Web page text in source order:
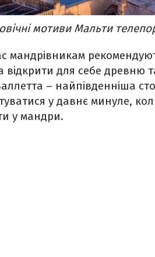
мотиви Мальти
мандрівникам
відкрити для себе древню
– найпівденніша
у давнє минуле,
у мандри.